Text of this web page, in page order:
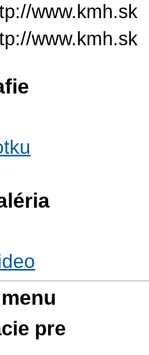
www.kmh.sk
www.kmh.sk
pre